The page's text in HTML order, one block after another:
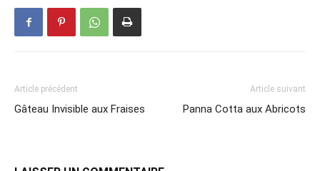
Article précédent
Gâteau Invisible aux Fraises
Article suivant
Panna Cotta aux Abricots